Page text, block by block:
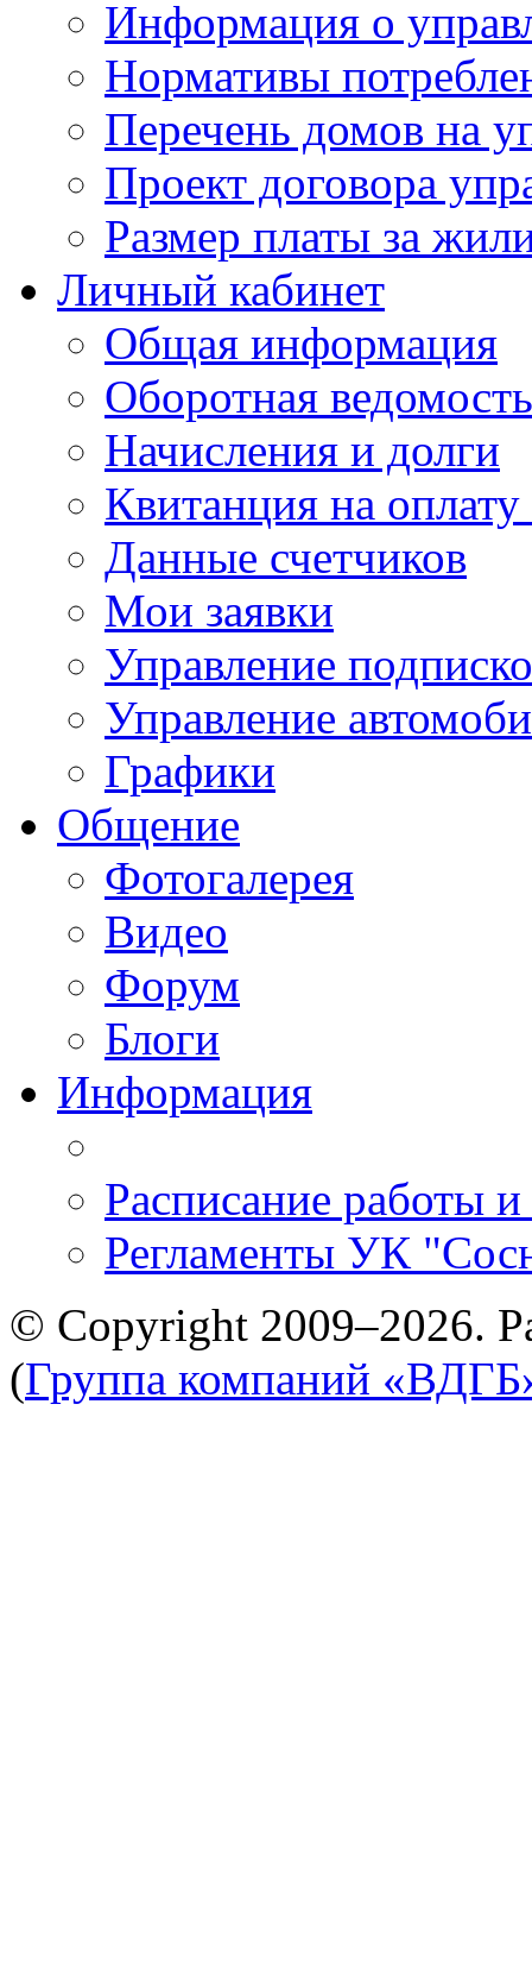
Информация о
Нормативы
Перечень домов на
Проект договора
Размер платы за
Личный кабинет
Общая информация
Оборотная ведомость
Начисления и долги
Квитанция на
Данные счетчиков
Мои заявки
Управление
Управление
Графики
Общение
Фотогалерея
Видео
Форум
Блоги
Информация
Расписание работы
Регламенты УК
© Copyright 2009–2026.
(Группа компаний